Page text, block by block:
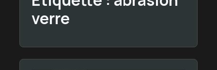
verre